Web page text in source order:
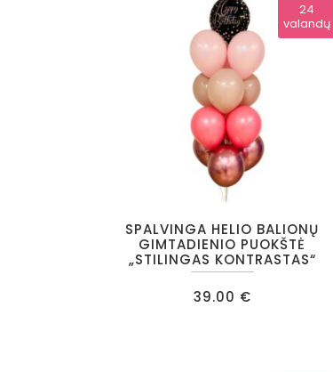
NEDIDELĖS
KALĖDINĖS KOMPOZICIJOS
KALĖDINIAI VAINIKAI
SPALVINGA HELIO BALIONŲ
GIMTADIENIO PUOKŠTĖ
„STILINGAS KONTRASTAS“
39.00 €
24
valandų